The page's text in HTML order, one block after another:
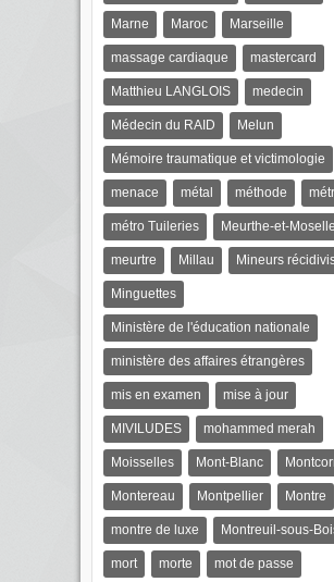
Marne Maroc Marseille
massage cardiaque mastercard
Matthieu LANGLOIS medecin
Médecin du RAID Melun
Mémoire traumatique et victimologie
menace métal méthode
métro Tuileries Meurthe-et-Moselle
meurtre Millau Mineurs
Minguettes
Ministère de l'éducation nationale
ministère des affaires étrangères
mis en examen mise à jour
MIVILUDES mohammed merah
Moisselles Mont-Blanc
Montereau Montpellier Montre
montre de luxe Montreuil-sous-
mort morte mot de passe